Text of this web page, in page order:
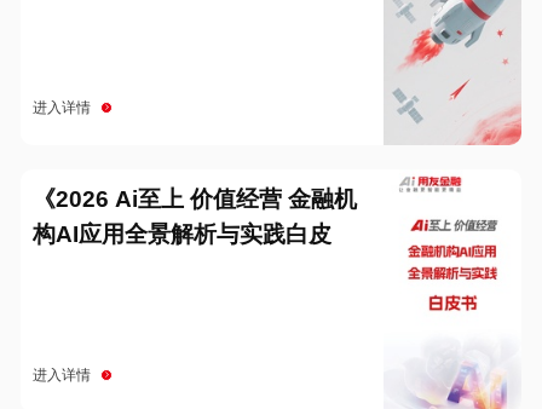
进入详情
《2026 Ai至上 价值经营 金融机
构AI应用全景解析与实践白皮
进入详情